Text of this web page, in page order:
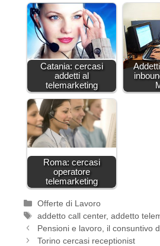
Catania: cercasi
addetti al
telemarketing
Roma: cercasi
operatore
telemarketing
Categorie
Offerte di Lavoro
Tag
addetto call center,addetto
Pensioni e lavoro, il consuntivo
Torino cercasi receptionist